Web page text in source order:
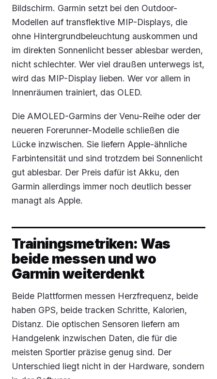
Bildschirm. Garmin setzt bei den Outdoor-
Modellen auf transflektive MIP-Displays, die
ohne Hintergrundbeleuchtung auskommen und
im direkten Sonnenlicht besser ablesbar werden,
nicht schlechter. Wer viel draußen unterwegs ist,
wird das MIP-Display lieben. Wer vor allem in
Innenräumen trainiert, das OLED.
Die AMOLED-Garmins der Venu-Reihe oder der
neueren Forerunner-Modelle schließen die
Lücke inzwischen. Sie liefern Apple-ähnliche
Farbintensität und sind trotzdem bei Sonnenlicht
gut ablesbar. Der Preis dafür ist Akku, den
Garmin allerdings immer noch deutlich besser
managt als Apple.
Trainingsmetriken: Was
beide messen und wo
Garmin weiterdenkt
Beide Plattformen messen Herzfrequenz, beide
haben GPS, beide tracken Schritte, Kalorien,
Distanz. Die optischen Sensoren liefern am
Handgelenk inzwischen Daten, die für die
meisten Sportler präzise genug sind. Der
Unterschied liegt nicht in der Hardware, sondern